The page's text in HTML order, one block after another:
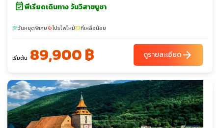
event_availableพีเรียดเดินทาง วันวิสาขบูชา
sunnyวันหยุดพิเศษlocal_fire_departmentโปรไฟไหม้confirmation_numberที่เหลือน้อย
เริ่มต้น 89,900 ฿ ดูรายละเอียดarrow_forward